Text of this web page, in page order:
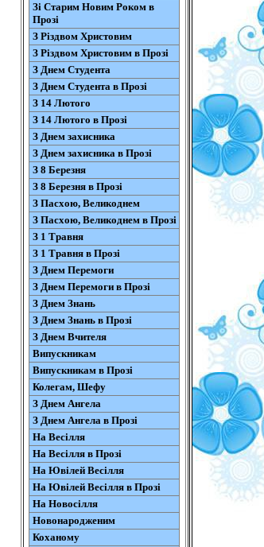
Зі Старим Новим Роком в
Прозі
З Різдвом Христовим
З Різдвом Христовим в Прозі
З Днем Студента
З Днем Студента в Прозі
З 14 Лютого
З 14 Лютого в Прозі
З Днем захисника
З Днем захисника в Прозі
З 8 Березня
З 8 Березня в Прозі
З Пасхою, Великоднем
З Пасхою, Великоднем в Прозі
З 1 Травня
З 1 Травня в Прозі
З Днем Перемоги
З Днем Перемоги в Прозі
З Днем Знань
З Днем Знань в Прозі
З Днем Вчителя
Випускникам
Випускникам в Прозі
Колегам, Шефу
З Днем Ангела
З Днем Ангела в Прозі
На Весілля
На Весілля в Прозі
На Ювілей Весілля
На Ювілей Весілля в Прозі
На Новосілля
Новонародженим
Коханому